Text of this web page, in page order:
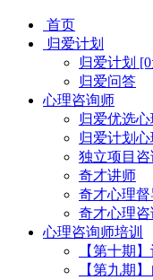
首页
归爱计划
归爱计划
归爱问答
心理咨询师
归爱优选
归爱计划
独立项目
奇才讲师
奇才心理
奇才心理
心理咨询师培训
【第十期
【第九期